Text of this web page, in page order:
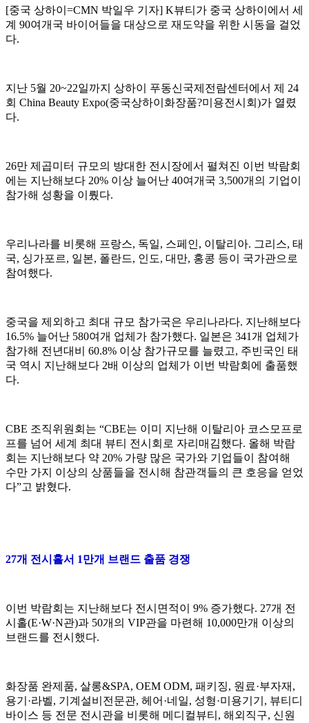
[중국 상하이=CMN 박일우 기자] K뷰티가 중국 상하이에서 세
계 90여개국 바이어들을 대상으로 재도약을 위한 시동을 걸었
다.
지난 5월 20~22일까지 상하이 푸동신국제전람센터에서 제 24
회 China Beauty Expo(중국상하이화장품?미용전시회)가 열렸
다.
26만 제곱미터 규모의 방대한 전시장에서 펼쳐진 이번 박람회
에는 지난해보다 20% 이상 늘어난 40여개국 3,500개의 기업이
참가해 성황을 이뤘다.
우리나라를 비롯해 프랑스, 독일, 스페인, 이탈리아. 그리스, 태
국, 싱가포르, 일본, 폴란드, 인도, 대만, 홍콩 등이 국가관으로
참여했다.
중국을 제외하고 최대 규모 참가국은 우리나라다. 지난해보다
16.5% 늘어난 580여개 업체가 참가했다. 일본은 341개 업체가
참가해 전년대비 60.8% 이상 참가규모를 늘렸고, 주빈국인 태
국 역시 지난해보다 2배 이상의 업체가 이번 박람회에 출품했
다.
CBE 조직위원회는 “CBE는 이미 지난해 이탈리아 코스모프로
프를 넘어 세계 최대 뷰티 전시회로 자리매김했다. 올해 박람
회는 지난해보다 약 20% 가량 많은 국가와 기업들이 참여해
수만 가지 이상의 상품들을 전시해 참관객들의 큰 호응을 얻었
다”고 밝혔다.
27개 전시홀서 1만개 브랜드 출품 경쟁
이번 박람회는 지난해보다 전시면적이 9% 증가했다. 27개 전
시홀(E·W·N관)과 50개의 VIP관을 마련해 10,000만개 이상의
브랜드를 전시했다.
화장품 완제품, 살롱&SPA, OEM ODM, 패키징, 원료·부자재,
용기·라벨, 기계설비전문관, 헤어·네일, 성형·미용기기, 뷰티디
바이스 등 전문 전시관을 비롯해 메디컬뷰티, 해외직구, 신원